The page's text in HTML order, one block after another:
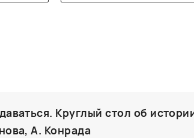
Круглый стол об
А. Конрада